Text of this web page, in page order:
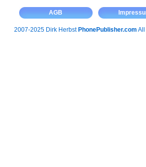
AGB
2007-2025 Dirk Herbst PhonePublisher.com All